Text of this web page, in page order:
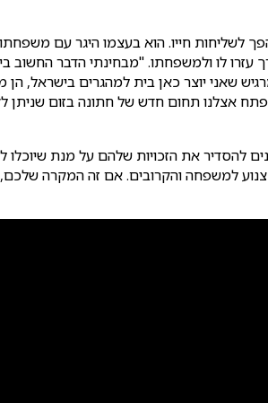
לשליחות חייו. הוא בעצמו היגר עם
לו ולמשפחתו. "מבחינתי הדבר החשוב
יוצר כאן בית למהגרים בישראל, הן
אצלנו תחום חדש של חתונה בזום
להסדיר את הזכויות שלהם על מנת שיוכלו
למשפחה והקרובים. אם זה המקרה